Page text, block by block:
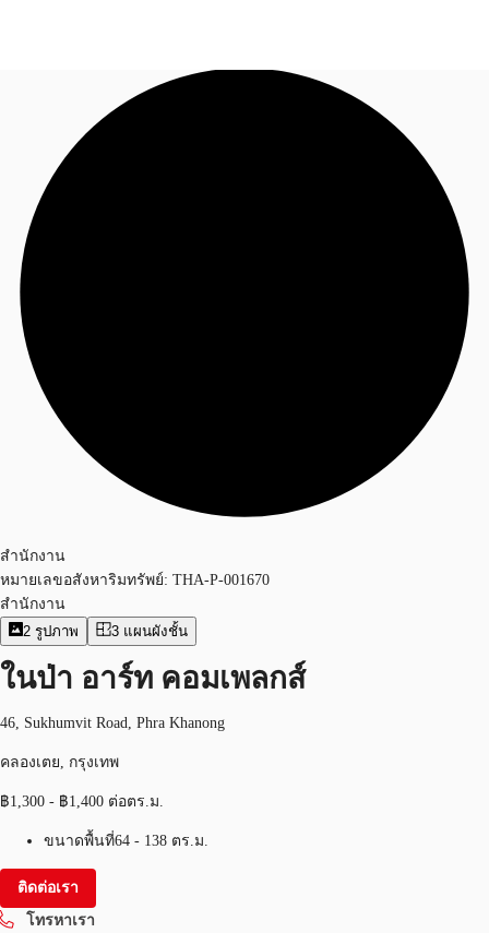
พื้นที่สำนักงาน
เฟล็กสเปซ
+6626246471
สำนักงาน
หมายเลขอสังหาริมทรัพย์: THA-P-001670
สำนักงาน
2 รูปภาพ 3 แผนผังชั้น
ในป่า อาร์ท คอมเพลกส์
46, Sukhumvit Road, Phra Khanong
คลองเตย, กรุงเทพ
฿1,300 - ฿1,400 ต่อตร.ม.
ขนาดพื้นที่64 - 138 ตร.ม.
ติดต่อเรา
โทรหาเรา